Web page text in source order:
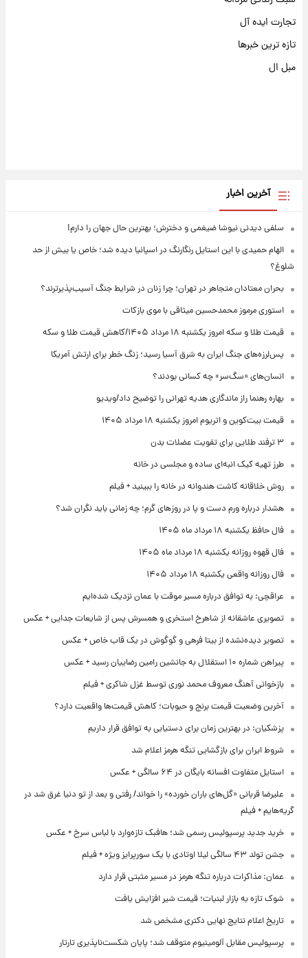
تجارت ایده آل
تازه ترین خبرها
مبل ال
آخرین اخبار
سلفی دیدنی نیوشا ضیغمی و دخترش؛ بهترین حال جهان را دارم!
الهام حمیدی با این استایل رنگارنگ در اسپانیا دیده شد؛ خاص یا بیش از حد
شلوغ؟
بحران معتادان متجاهر در تهران؛ چرا زنان در شرایط جنگ آسیب‌پذیرترند؟
استوری مرموز محمدحسین میثاقی با موی بازکات
قیمت طلا و سکه امروز یکشنبه ۱۸ مرداد ۱۴۰۵/کاهش قیمت طلا و سکه
پس‌لرزه‌های جنگ ایران به شرق آسیا رسید؛ زنگ خطر برای ارتش آمریکا
انسان‌های «سگ‌سر» چه کسانی بودند؟
بهاره رهنما راز ماندگاری هدیه تهرانی را توضیح داد/ویدیو
قیمت بیت‌کوین و اتریوم امروز یکشنبه ۱۸ مرداد ۱۴۰۵
۳ ترفند طلایی برای تقویت عضلات بدن
طرز تهیه کیک انبه‌ای ساده و مجلسی در خانه
روش خلاقانه کاشت هندوانه در خانه را ببینید + فیلم
هشدار درباره ورم دست و پا در روزهای گرم؛ چه زمانی باید نگران شد؟
فال حافظ یکشنبه ۱۸ مرداد ماه ۱۴۰۵
فال قهوه روزانه یکشنبه ۱۸ مرداد ماه ۱۴۰۵
فال روزانه واقعی یکشنبه ۱۸ مرداد ۱۴۰۵
عراقچی: به توافق درباره مسیر موقت با عمان نزدیک شده‌ایم
تصویری عاشقانه از شاهرخ استخری و همسرش پس از شایعات جدایی + عکس
تصویر دیده‌نشده از بیتا فرهی و گوگوش در یک قاب خاص + عکس
پیراهن شماره ۱۰ استقلال به جانشین رامین رضاییان رسید + عکس
بازخوانی آهنگ معروف محمد نوری توسط غزل شاکری + فیلم
آخرین وضعیت قیمت برنج و حبوبات؛ کاهش قیمت‌ها واقعیت دارد؟
پزشکیان: در بهترین زمان برای دستیابی به توافق قرار داریم
شروط ایران برای بازگشایی تنگه هرمز اعلام شد
استایل متفاوت افسانه بایگان در ۶۴ سالگی + عکس
علیرضا قربانی «گل‌های باران خورده» را خواند/ رفتی و بعد از تو دنیا غرق شد در
گریه‌هایم + فیلم
خرید جدید پرسپولیس رسمی شد؛ هافبک تازه‌وارد با لباس سرخ + عکس
جشن تولد ۴۳ سالگی لیلا اوتادی با یک سورپرایز ویژه + فیلم
عمان: مذاکرات درباره تنگه هرمز در مسیر مثبتی قرار دارد
شوک تازه به بازار لبنیات؛ قیمت شیر افزایش یافت
تاریخ اعلام نتایج نهایی دکتری مشخص شد
پرسپولیس مقابل آلومینیوم متوقف شد؛ پایان شکست‌ناپذیری تارتار